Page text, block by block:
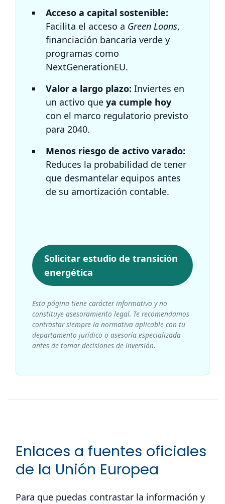
Acceso a capital sostenible:
Facilita el acceso a Green Loans,
financiación bancaria verde y
programas como
NextGenerationEU.
Valor a largo plazo: Inviertes en
un activo queya cumple hoy
con el marco regulatorio previsto
para 2040.
Menos riesgo de activo varado:
Reduces la probabilidad de tener
que desmantelar equipos antes
de su amortización contable.
Solicitar estudio de transición
energética
Esta página tiene carácter informativo y no
constituye asesoramiento legal. Te recomendamos
contrastar siempre la normativa aplicable con tu
departamento jurídico o asesoría especializada
antes de tomar decisiones de inversión.
Enlaces a fuentes oficiales
de la Unión Europea
Para que puedas contrastar la información y